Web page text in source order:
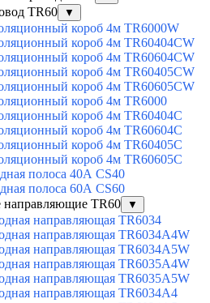
TR60 ▼
короб 4м TR6000W
короб 4м TR60404CW
короб 4м TR60604CW
короб 4м TR60405CW
короб 4м TR60605CW
короб 4м TR6000
короб 4м TR60404C
короб 4м TR60604C
короб 4м TR60405C
короб 4м TR60605C
полоса 40А CS40
полоса 60А CS60
TR60
▼
направляющая TR6034
направляющая TR6034A4W
направляющая TR6034A5W
направляющая TR6035A4W
направляющая TR6035A5W
направляющая TR6034A4